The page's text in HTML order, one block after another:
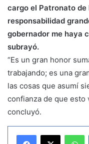
cargo el Patronato de
responsabilidad
gobernador me haya
subrayó.
“Es un gran honor
trabajando; es una
las cosas que asumí
confianza de que esto
concluyó.